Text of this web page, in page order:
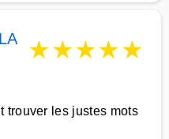
LA
★★★★★
trouver les justes mots